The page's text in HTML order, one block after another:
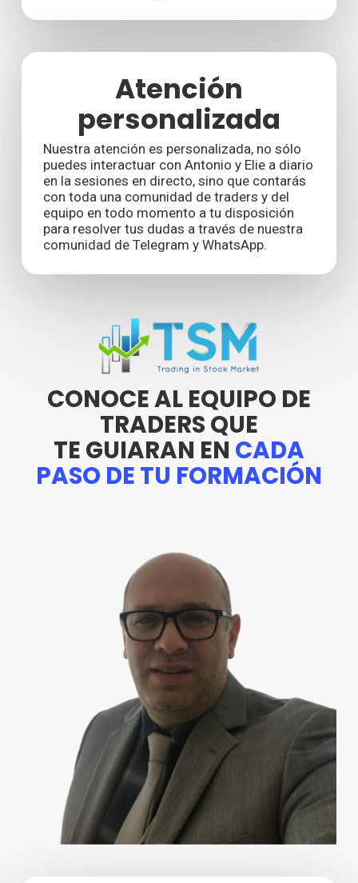
Atención
personalizada
Nuestra atención es personalizada, no sólo
puedes interactuar con Antonio y Elie a diario
en la sesiones en directo, sino que contarás
con toda una comunidad de traders y del
equipo en todo momento a tu disposición
para resolver tus dudas a través de nuestra
comunidad de Telegram y WhatsApp.
CONOCE AL EQUIPO DE
TRADERS QUE
TE GUIARAN EN CADA
PASO DE TU FORMACIÓN